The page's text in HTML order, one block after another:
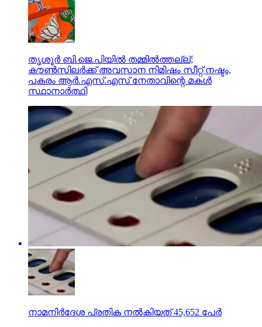
തൃശൂര്‍ ബി.ജെ.പിയില്‍ തമ്മില്‍ത്തല്ല്;
കൗണ്‍സിലര്‍ക്ക് അവസാന നിമിഷം സീറ്റ് നഷ്ടം,
പകരം ആര്‍.എസ്.എസ് നേതാവിന്റെ മകള്‍
സ്ഥാനാര്‍ത്ഥി
നാമനിര്‍ദേശ പ്രതിക നല്‍കിയത് 45,652 പേര്‍